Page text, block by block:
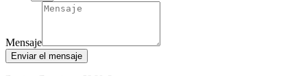
Mensaje
Enviar el mensaje